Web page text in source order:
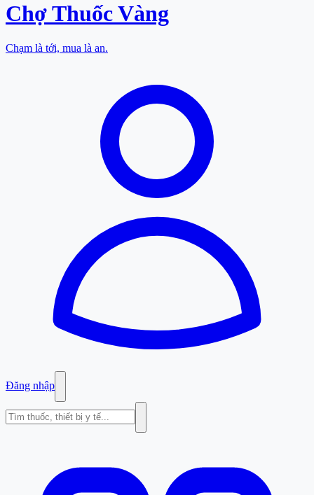
Chợ ThuốcVàng
Chạm là tới, mua là an.
Đăng nhập